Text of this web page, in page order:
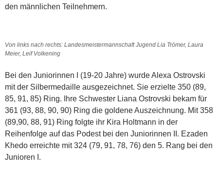
den männlichen Teilnehmern.
Von links nach rechts: Landesmeistermannschaft Jugend Lia Trömer, Laura
Meier, Leif Volkening
Bei den Juniorinnen I (19-20 Jahre) wurde Alexa Ostrovski
mit der Silbermedaille ausgezeichnet. Sie erzielte 350 (89,
85, 91, 85) Ring. Ihre Schwester Liana Ostrovski bekam für
361 (93, 88, 90, 90) Ring die goldene Auszeichnung. Mit 358
(89,90, 88, 91) Ring folgte ihr Kira Holtmann in der
Reihenfolge auf das Podest bei den Juniorinnen II. Ezaden
Khedo erreichte mit 324 (79, 91, 78, 76) den 5. Rang bei den
Junioren I.